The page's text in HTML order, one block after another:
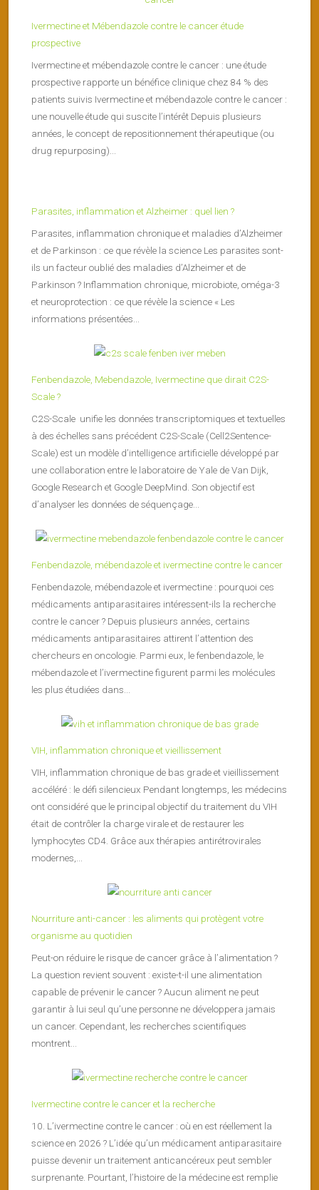
Ivermectine et Mébendazole contre le cancer étude
prospective
Ivermectine et mébendazole contre le cancer : une étude
prospective rapporte un bénéfice clinique chez 84 % des
patients suivis Ivermectine et mébendazole contre le cancer :
une nouvelle étude qui suscite l’intérêt Depuis plusieurs
années, le concept de repositionnement thérapeutique (ou
drug repurposing)...
Parasites, inflammation et Alzheimer : quel lien ?
Parasites, inflammation chronique et maladies d’Alzheimer
et de Parkinson : ce que révèle la science Les parasites sont-
ils un facteur oublié des maladies d’Alzheimer et de
Parkinson ? Inflammation chronique, microbiote, oméga-3
et neuroprotection : ce que révèle la science « Les
informations présentées...
Fenbendazole, Mebendazole, Ivermectine que dirait C2S-
Scale ?
C2S-Scale unifie les données transcriptomiques et textuelles
à des échelles sans précédent C2S-Scale (Cell2Sentence-
Scale) est un modèle d’intelligence artificielle développé par
une collaboration entre le laboratoire de Yale de Van Dijk,
Google Research et Google DeepMind. Son objectif est
d’analyser les données de séquençage...
Fenbendazole, mébendazole et ivermectine contre le cancer
Fenbendazole, mébendazole et ivermectine : pourquoi ces
médicaments antiparasitaires intéressent-ils la recherche
contre le cancer ? Depuis plusieurs années, certains
médicaments antiparasitaires attirent l’attention des
chercheurs en oncologie. Parmi eux, le fenbendazole, le
mébendazole et l’ivermectine figurent parmi les molécules
les plus étudiées dans...
VIH, inflammation chronique et vieillissement
VIH, inflammation chronique de bas grade et vieillissement
accéléré : le défi silencieux Pendant longtemps, les médecins
ont considéré que le principal objectif du traitement du VIH
était de contrôler la charge virale et de restaurer les
lymphocytes CD4. Grâce aux thérapies antirétrovirales
modernes,...
Nourriture anti-cancer : les aliments qui protègent votre
organisme au quotidien
Peut-on réduire le risque de cancer grâce à l’alimentation ?
La question revient souvent : existe-t-il une alimentation
capable de prévenir le cancer ? Aucun aliment ne peut
garantir à lui seul qu’une personne ne développera jamais
un cancer. Cependant, les recherches scientifiques
montrent...
Ivermectine contre le cancer et la recherche
10. L’ivermectine contre le cancer : où en est réellement la
science en 2026 ? L’idée qu’un médicament antiparasitaire
puisse devenir un traitement anticancéreux peut sembler
surprenante. Pourtant, l’histoire de la médecine est remplie